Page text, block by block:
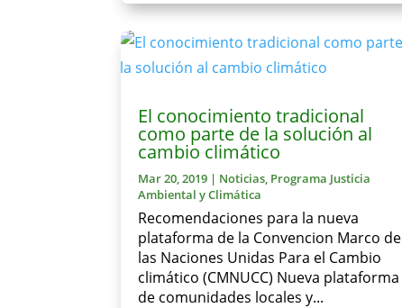
El conocimiento tradicional
como parte de la solución al
cambio climático
Mar 20, 2019 | Noticias, Programa Justicia
Ambiental y Climática
Recomendaciones para la nueva
plataforma de la Convencion Marco de
las Naciones Unidas Para el Cambio
climático (CMNUCC) Nueva plataforma
de comunidades locales y...